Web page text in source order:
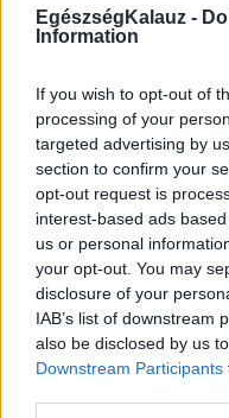
EgészségKalauz -
Information
If you wish to opt-out of
processing of your
targeted advertising by
section to confirm your
opt-out request is
interest-based ads
us or personal
your opt-out. You may
disclosure of your
IAB’s list of downstream
also be disclosed by us
Downstream Participants
Kezelés
Életmódváltás
Prevenció
Hírek
Videók
Kisállatok
#allergia #influenza
#orvosmeteorológia
#pajzsmirigy #reflux
Regisztráció
Gyomorrák